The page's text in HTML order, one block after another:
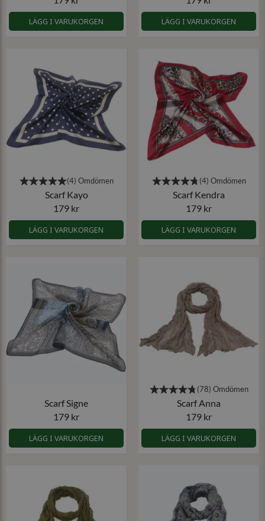
LÄGG I VARUKORGEN LÄGG I VARUKORGEN
Scarf Kayo
179 kr
LÄGG I VARUKORGEN
Scarf Kendra
179 kr
LÄGG I VARUKORGEN
Scarf Signe
179 kr
LÄGG I VARUKORGEN
Scarf Anna
179 kr
LÄGG I VARUKORGEN